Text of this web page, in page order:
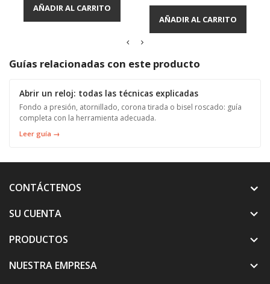
AÑADIR AL CARRITO
AÑADIR AL CARRITO
Guías relacionadas con este producto
Abrir un reloj: todas las técnicas explicadas
Fondo a presión, atornillado, corona tirada o bisel roscado: guía
completa con la herramienta adecuada.
Leer guía →
CONTÁCTENOS
SU CUENTA

PRODUCTOS 
NUESTRA EMPRESA 